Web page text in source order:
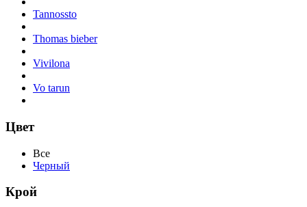
Tannossto
Thomas bieber
Vivilona
Vo tarun
Цвет
Все
Черный
Крой